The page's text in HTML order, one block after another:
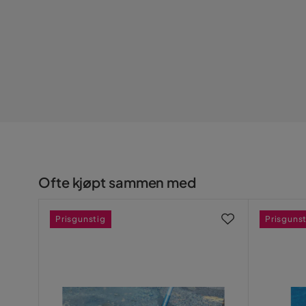
Ofte kjøpt sammen med
Prisgunstig